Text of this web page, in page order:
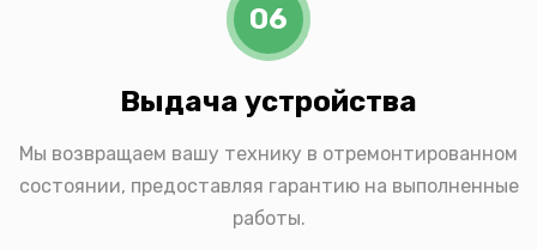
06
Выдача устройства
Мы возвращаем вашу технику в отремонтированном
состоянии, предоставляя гарантию на выполненные
работы.